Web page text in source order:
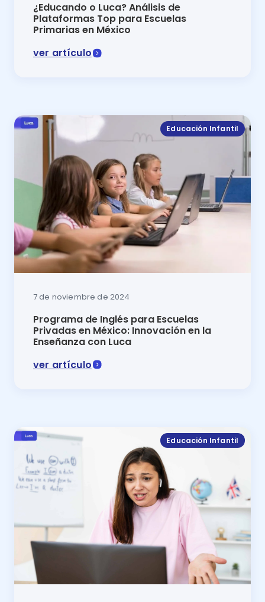
¿Educando o Luca? Análisis de
Plataformas Top para Escuelas
Primarias en México
ver artículo
Educación Infantil
7 de noviembre de 2024
Programa de Inglés para Escuelas
Privadas en México: Innovación en la
Enseñanza con Luca
ver artículo
Educación Infantil